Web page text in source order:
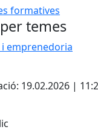
formatives
temes
i emprenedoria
19.02.2026 |